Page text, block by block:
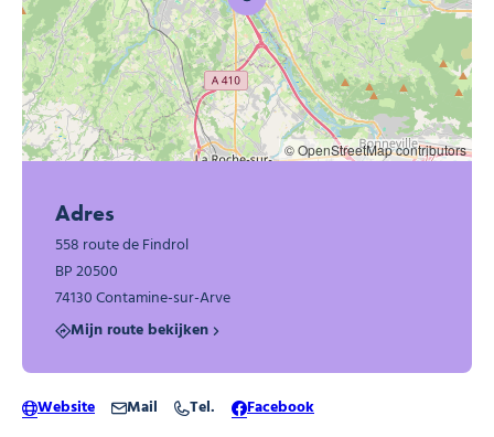
© OpenStreetMap contributors
Adres
558 route de Findrol
BP 20500
74130 Contamine-sur-Arve
Mijn route bekijken
Website Mail Tel. Facebook